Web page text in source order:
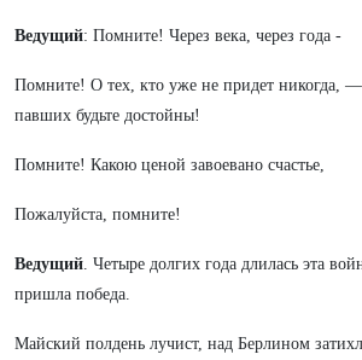
Ведущий: Помните! Через века, через года -
Помните! О тех, кто уже не придет никогда,
павших будьте достойны!
Помните! Какою ценой завоевано счастье,
Пожалуйста, помните!
Ведущий. Четыре долгих года длилась эта
пришла победа.
Майский полдень лучист, над Берлином